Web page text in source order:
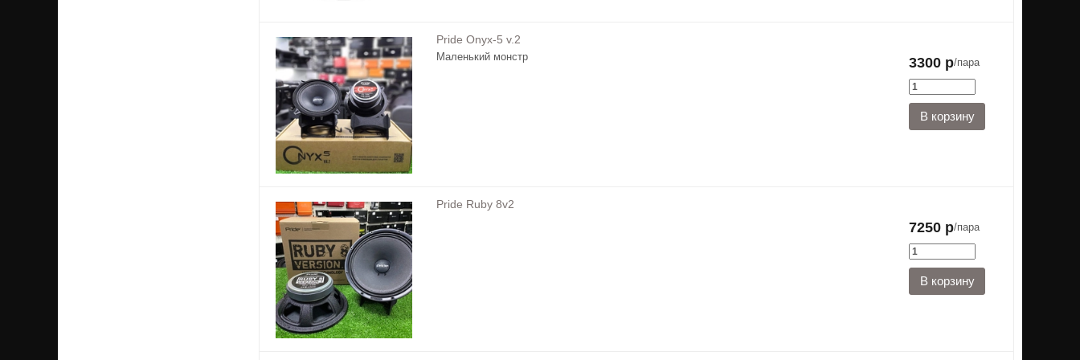
Pride Onyx-5 v.2
Маленький монстр 3300 р/пара
Pride Ruby 8v2
7250 р/пара